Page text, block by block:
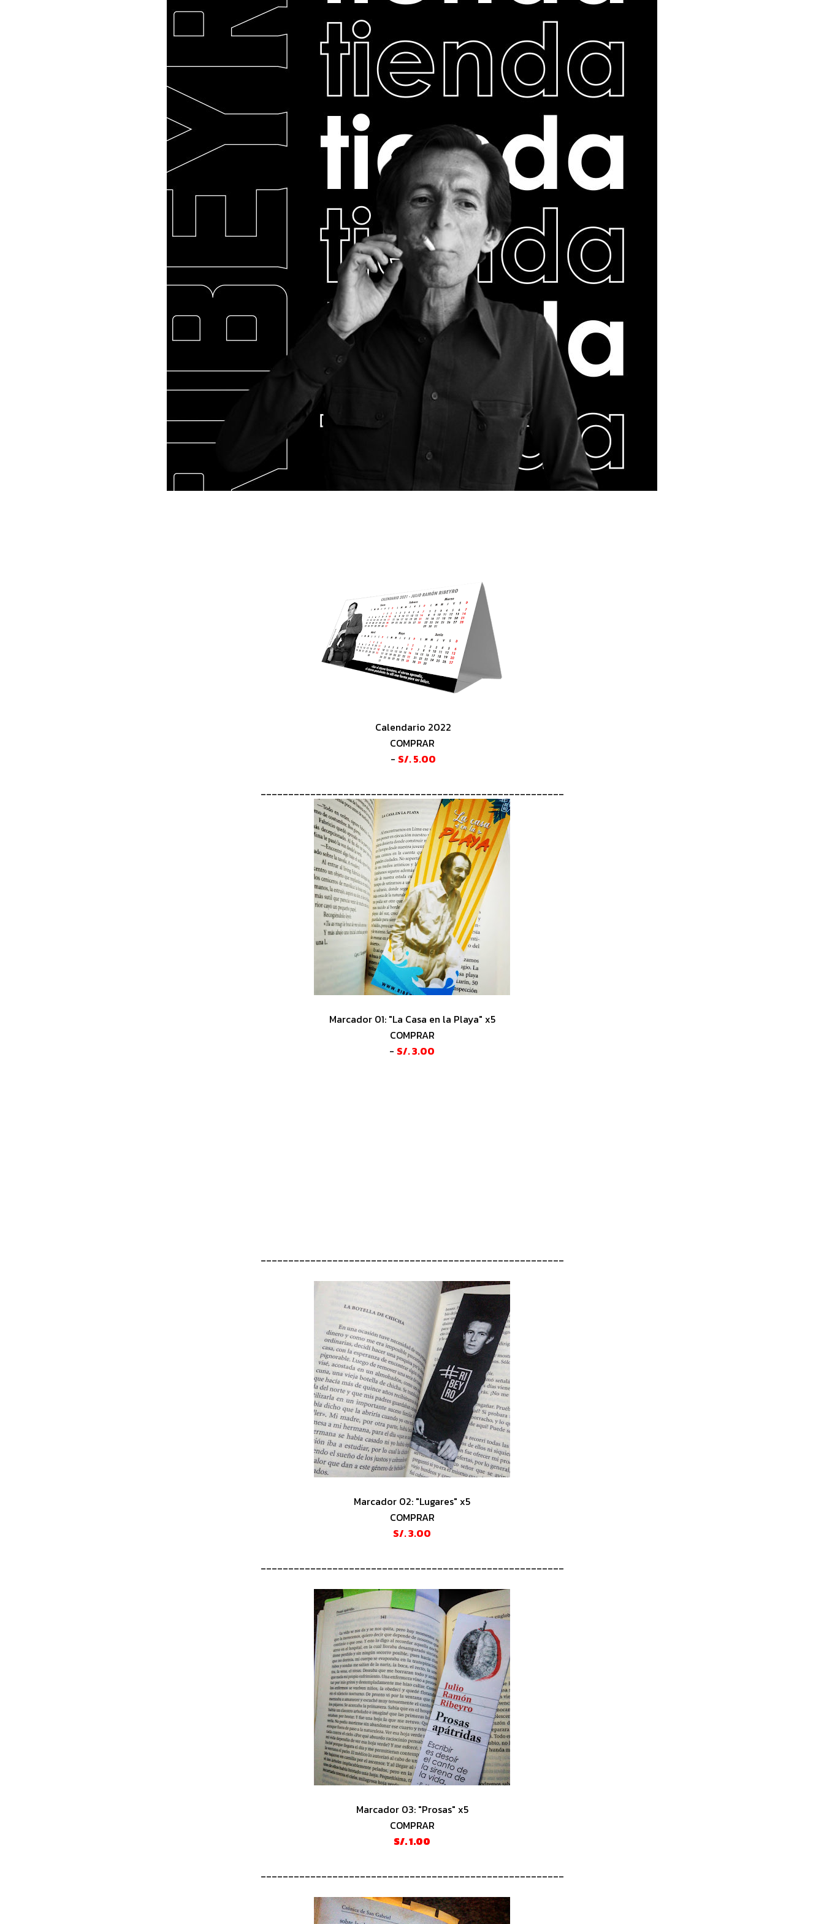
Calendario 2022
COMPRAR
- S/. 5.00
_______________________________________________________
Marcador 01: "La Casa en la Playa" x5
COMPRAR
- S/. 3.00
_______________________________________________________
Marcador 02: "Lugares" x5
COMPRAR
S/. 3.00
_______________________________________________________
Marcador 03: "Prosas" x5
COMPRAR
S/. 1.00
_______________________________________________________